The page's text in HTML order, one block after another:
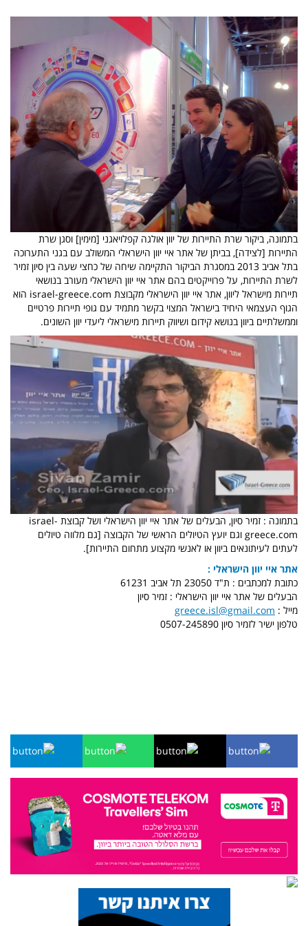
בתמונה, ביקור שרת התיירות של יוון אולגה קפלויאגני [מימין] וסגן שרת
התיירות [לצידה], בביתן של אתר איי יוון הישראלי המשולב עם בגני התערוכה
בתל אביב 2013 במסגרת הביקור התקיימה שיחה של כחצי שעה בין סיון זמיר
לשרת התיירות, על פרוייקטים בהם אתר איי יוון הישראלי מעורב בנושאי
תיירות מישראל ליוון, אתר איי יוון הישראלי מקבוצת israel-greece.com הוא
הגוף העצמאי היחיד בישראל המצוי בקשר מתמיד עם גופי תיירות פרטיים
וממשלתיים ביוון בנושא קידום ושיווק תיירות מישראלי ליעדי יוון השונים.
בתמונה : זמיר סיון, הבעלים של אתר איי יוון הישראלי ושל קבוצת israel-
greece.com וגם יועץ הטיולים הראשי של הקבוצה [גם מלווה טיולים
לעתים לעיתונאים ביוון או לאנשי מקצוע מתחום התיירות].
אתר איי יוון הישראלי :
כתובת למכתבים : ת"ד 23050 תל אביב 61231
הבעלים של אתר איי יוון הישראלי : זמיר סיון
מייל : greece.isl@gmail.com
טלפון ישיר לזמיר סיון 0507-245890